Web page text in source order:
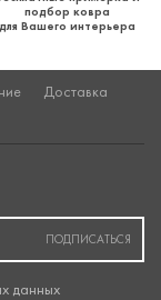
подбор ковра
для Вашего интерьера
Доставка
ПОДПИСАТЬСЯ
данных